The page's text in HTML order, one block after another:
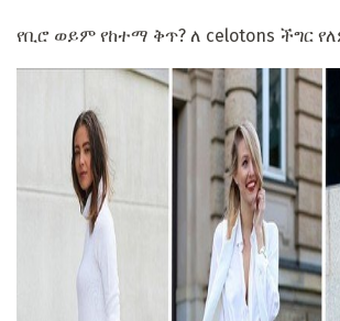
የቢሮ ወይም የከተማ ቅጥ? ለ celotons ችግር